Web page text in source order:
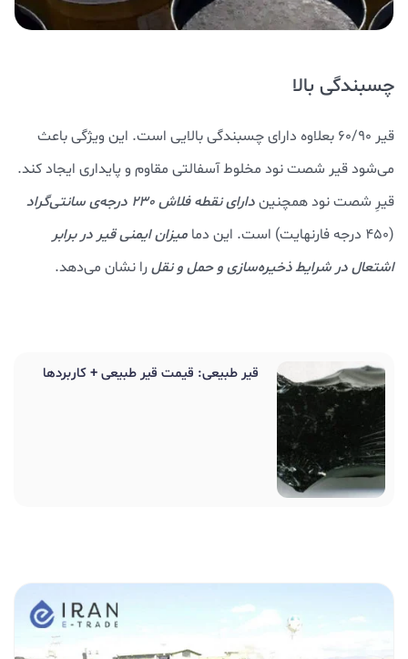
چسبندگی بالا
قیر 60/90 بعلاوه دارای چسبندگی بالایی است. این ویژگی باعث
می‌شود قیر شصت نود مخلوط آسفالتی مقاوم و پایداری ایجاد کند.
قیرِ شصت نود همچنیندارای نقطه فلاش 230 درجه‌ی سانتی‌گراد
(450 درجه فارنهایت) است. این دما
میزان ایمنی قیر در برابر
اشتعال در شرایط ذخیره‌سازی و حمل و نقل را نشان می‌دهد.
قیر طبیعی: قیمت قیر طبیعی + کاربردها